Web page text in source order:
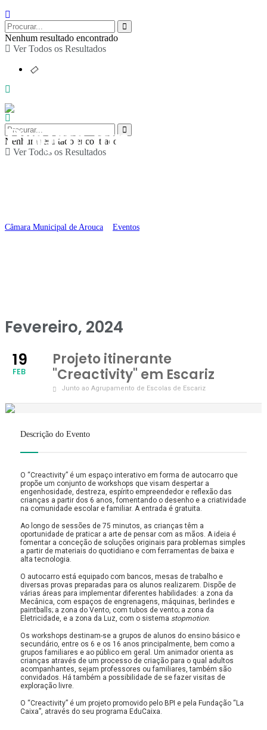
Nenhum resultado encontrado
Ver Todos os Resultados
Nenhum resultado encontrado
Ver Todos os Resultados
Projeto itinerante
Câmara Municipal de Arouca Eventos
Fevereiro, 2024
19
FEB
Projeto itinerante
"Creactivity" em Escariz
Junto ao Agrupamento de Escolas de Escariz
Descrição do Evento
O “Creactivity” é um espaço interativo em forma de autocarro que
propõe um conjunto de workshops que visam despertar a
engenhosidade, destreza, espírito empreendedor e reflexão das
crianças a partir dos 6 anos, fomentando o desenho e a criatividade
na comunidade escolar e familiar. A entrada é gratuita.
Ao longo de sessões de 75 minutos, as crianças têm a
oportunidade de praticar a arte de pensar com as mãos. A ideia é
fomentar a conceção de soluções originais para problemas simples
a partir de materiais do quotidiano e com ferramentas de baixa e
alta tecnologia.
O autocarro está equipado com bancos, mesas de trabalho e
diversas provas preparadas para os alunos realizarem. Dispõe de
várias áreas para implementar diferentes habilidades: a zona da
Mecânica, com espaços de engrenagens, máquinas, berlindes e
paintballs; a zona do Vento, com tubos de vento; a zona da
Eletricidade, e a zona da Luz, com o sistema stopmotion
Os workshops destinam-se a grupos de alunos do ensino básico e
secundário, entre os 6 e os 16 anos principalmente, bem como a
grupos familiares e ao público em geral. Um animador orienta as
crianças através de um processo de criação para o qual adultos
acompanhantes, sejam professores ou familiares, também são
convidados. Há também a possibilidade de se fazer visitas de
exploração livre.
O “Creactivity” é um projeto promovido pelo BPI e pela Fundação “La
Caixa”, através do seu programa EduCaixa.